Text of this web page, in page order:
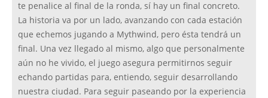
te penalice al final de la ronda, sí hay un final concreto.
La historia va por un lado, avanzando con cada estación
que echemos jugando a Mythwind, pero ésta tendrá un
final. Una vez llegado al mismo, algo que personalmente
aún no he vivido, el juego asegura permitirnos seguir
echando partidas para, entiendo, seguir desarrollando
nuestra ciudad. Para seguir paseando por la experiencia